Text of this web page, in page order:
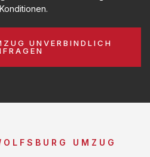
UNVERBINDLICH
UMZUG